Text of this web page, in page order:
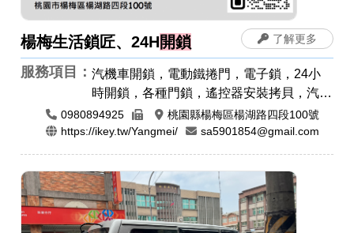
楊梅生活鎖匠、24H開鎖
服務項目：汽機車開鎖，電動鐵捲門，電子鎖，24小
時開鎖，各種門鎖，遙控器安裝拷貝，汽車
開鎖，機車開鎖，指紋鎖，密碼鎖
0980894925
桃園縣楊梅區楊湖路四段100號
https://ikey.tw/Yangmei/
sa5901854@gmail.com
了解更多